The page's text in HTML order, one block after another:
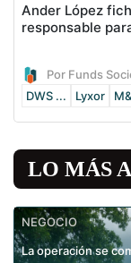
Ander López
responsable
Por Funds
DWS ...
Lyxor
LO MÁS
NEGOCIO
La operación se